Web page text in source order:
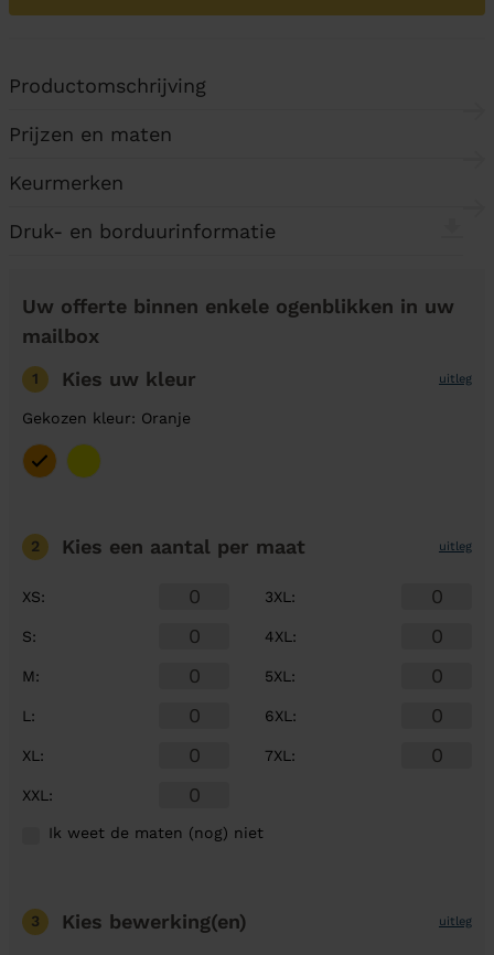
Productomschrijving
Prijzen en maten
Keurmerken
Druk- en borduurinformatie
Uw offerte binnen enkele ogenblikken in uw
mailbox
1 Kies uw kleur uitleg
Gekozen kleur: Oranje
2 Kies een aantal per maat uitleg
XS:
S:
M:
L :
XL :
XXL :
3XL :
4XL :
5XL :
6XL :
7XL :
Ik weet de maten (nog) niet
3 Kies bewerking(en) uitleg